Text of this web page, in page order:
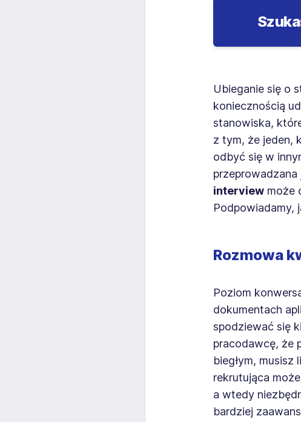
Ubieganie się o
koniecznością
stanowiska,
z tym, że jeden,
odbyć się w
przeprowadzana
interview może
Podpowiadamy,
Rozmowa
Poziom
dokumentach
spodziewać się
pracodawcę, że
biegłym,
rekrutująca
a wtedy
bardziej